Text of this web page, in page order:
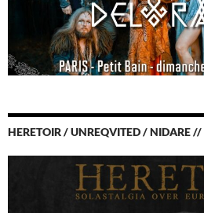
HERETOIR / UNREQVITED / NIDARE